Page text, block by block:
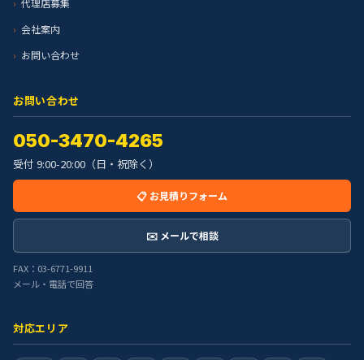
会社案内
お問い合わせ
お問い合わせ
050-3470-4265
受付 9:00-20:00（日・祝除く）
📋 お見積りフォーム
✉️ メールで相談
FAX：03-6771-9911
メール・電話で回答
対応エリア